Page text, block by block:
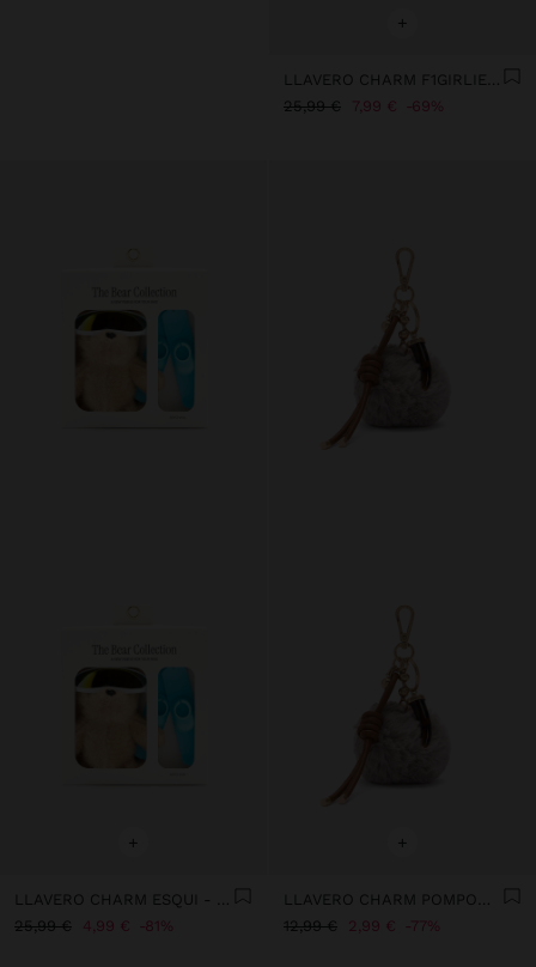
+
LLAVERO CHARM F1GIRLIE - THE BEAR COLLECTION
25,99 €
7,99 € 69%
+
25,99 €
4,99 € 81%
+
12,99 €
2,99 € 77%